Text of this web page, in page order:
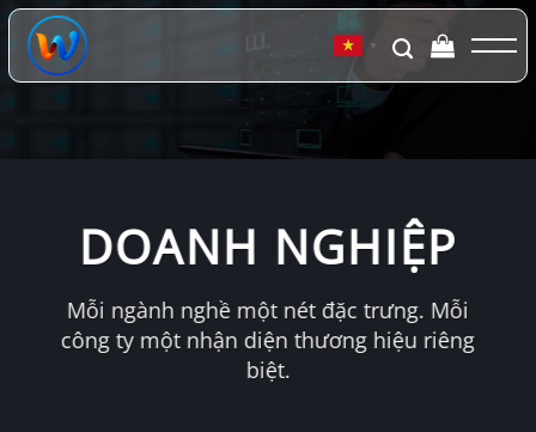
Chuyển
đến
dung
▼
DOANH NGHIỆP
Mỗi ngành nghề một nét đặc trưng. Mỗi
công ty một nhận diện thương hiệu riêng
biệt.